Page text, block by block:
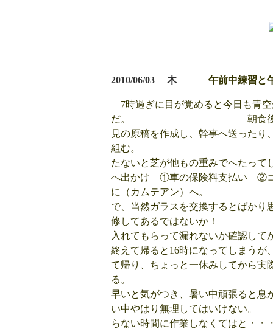
2010/06/03 木 午前中練習と
7時過ぎに目が覚めると今日も青
だ。 朝食後いつものよ
見の原稿を作成し、幹事へ送った
組む。 球の数が多
たないと芝が他もの重みでへたっ
へ出かけ ①車の保険料支払い ②
に（カムテアン）へ
で、当然ガラスを交換するとばかり
修してあるでは
入れてもらって漏れないか確認し
終えて帰ると16時になってしまうが
て帰り、ちょっと一休みしてから実
る。 のこぎりよ
早いと気がつき、暑い中頑張ると
い中やはり無理してはいけ
らない時間に作業しなくて